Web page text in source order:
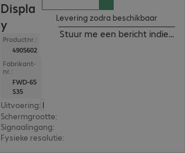
Displa
y
Productnr.:
4905602
Fabrikant-
nr.:
FWD-65
S35
Uitvoering: Europa
Schermgrootte:
Signaalingang:
Fysieke resolutie:
Levering zodra beschikbaar
Stuur me een bericht indien